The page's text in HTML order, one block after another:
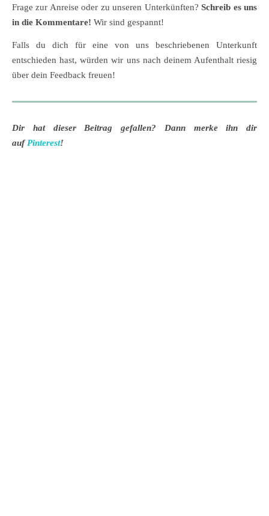
Frage zur Anreise oder zu unseren Unterkünften?Schreib es uns
in die Kommentare! Wir sind gespannt!
Falls du dich für eine von uns beschriebenen Unterkunft
entschieden hast, würden wir uns nach deinem Aufenthalt riesig
über dein Feedback freuen!
Dir hat dieser Beitrag gefallen? Dann merke ihn dir
aufPinterest!